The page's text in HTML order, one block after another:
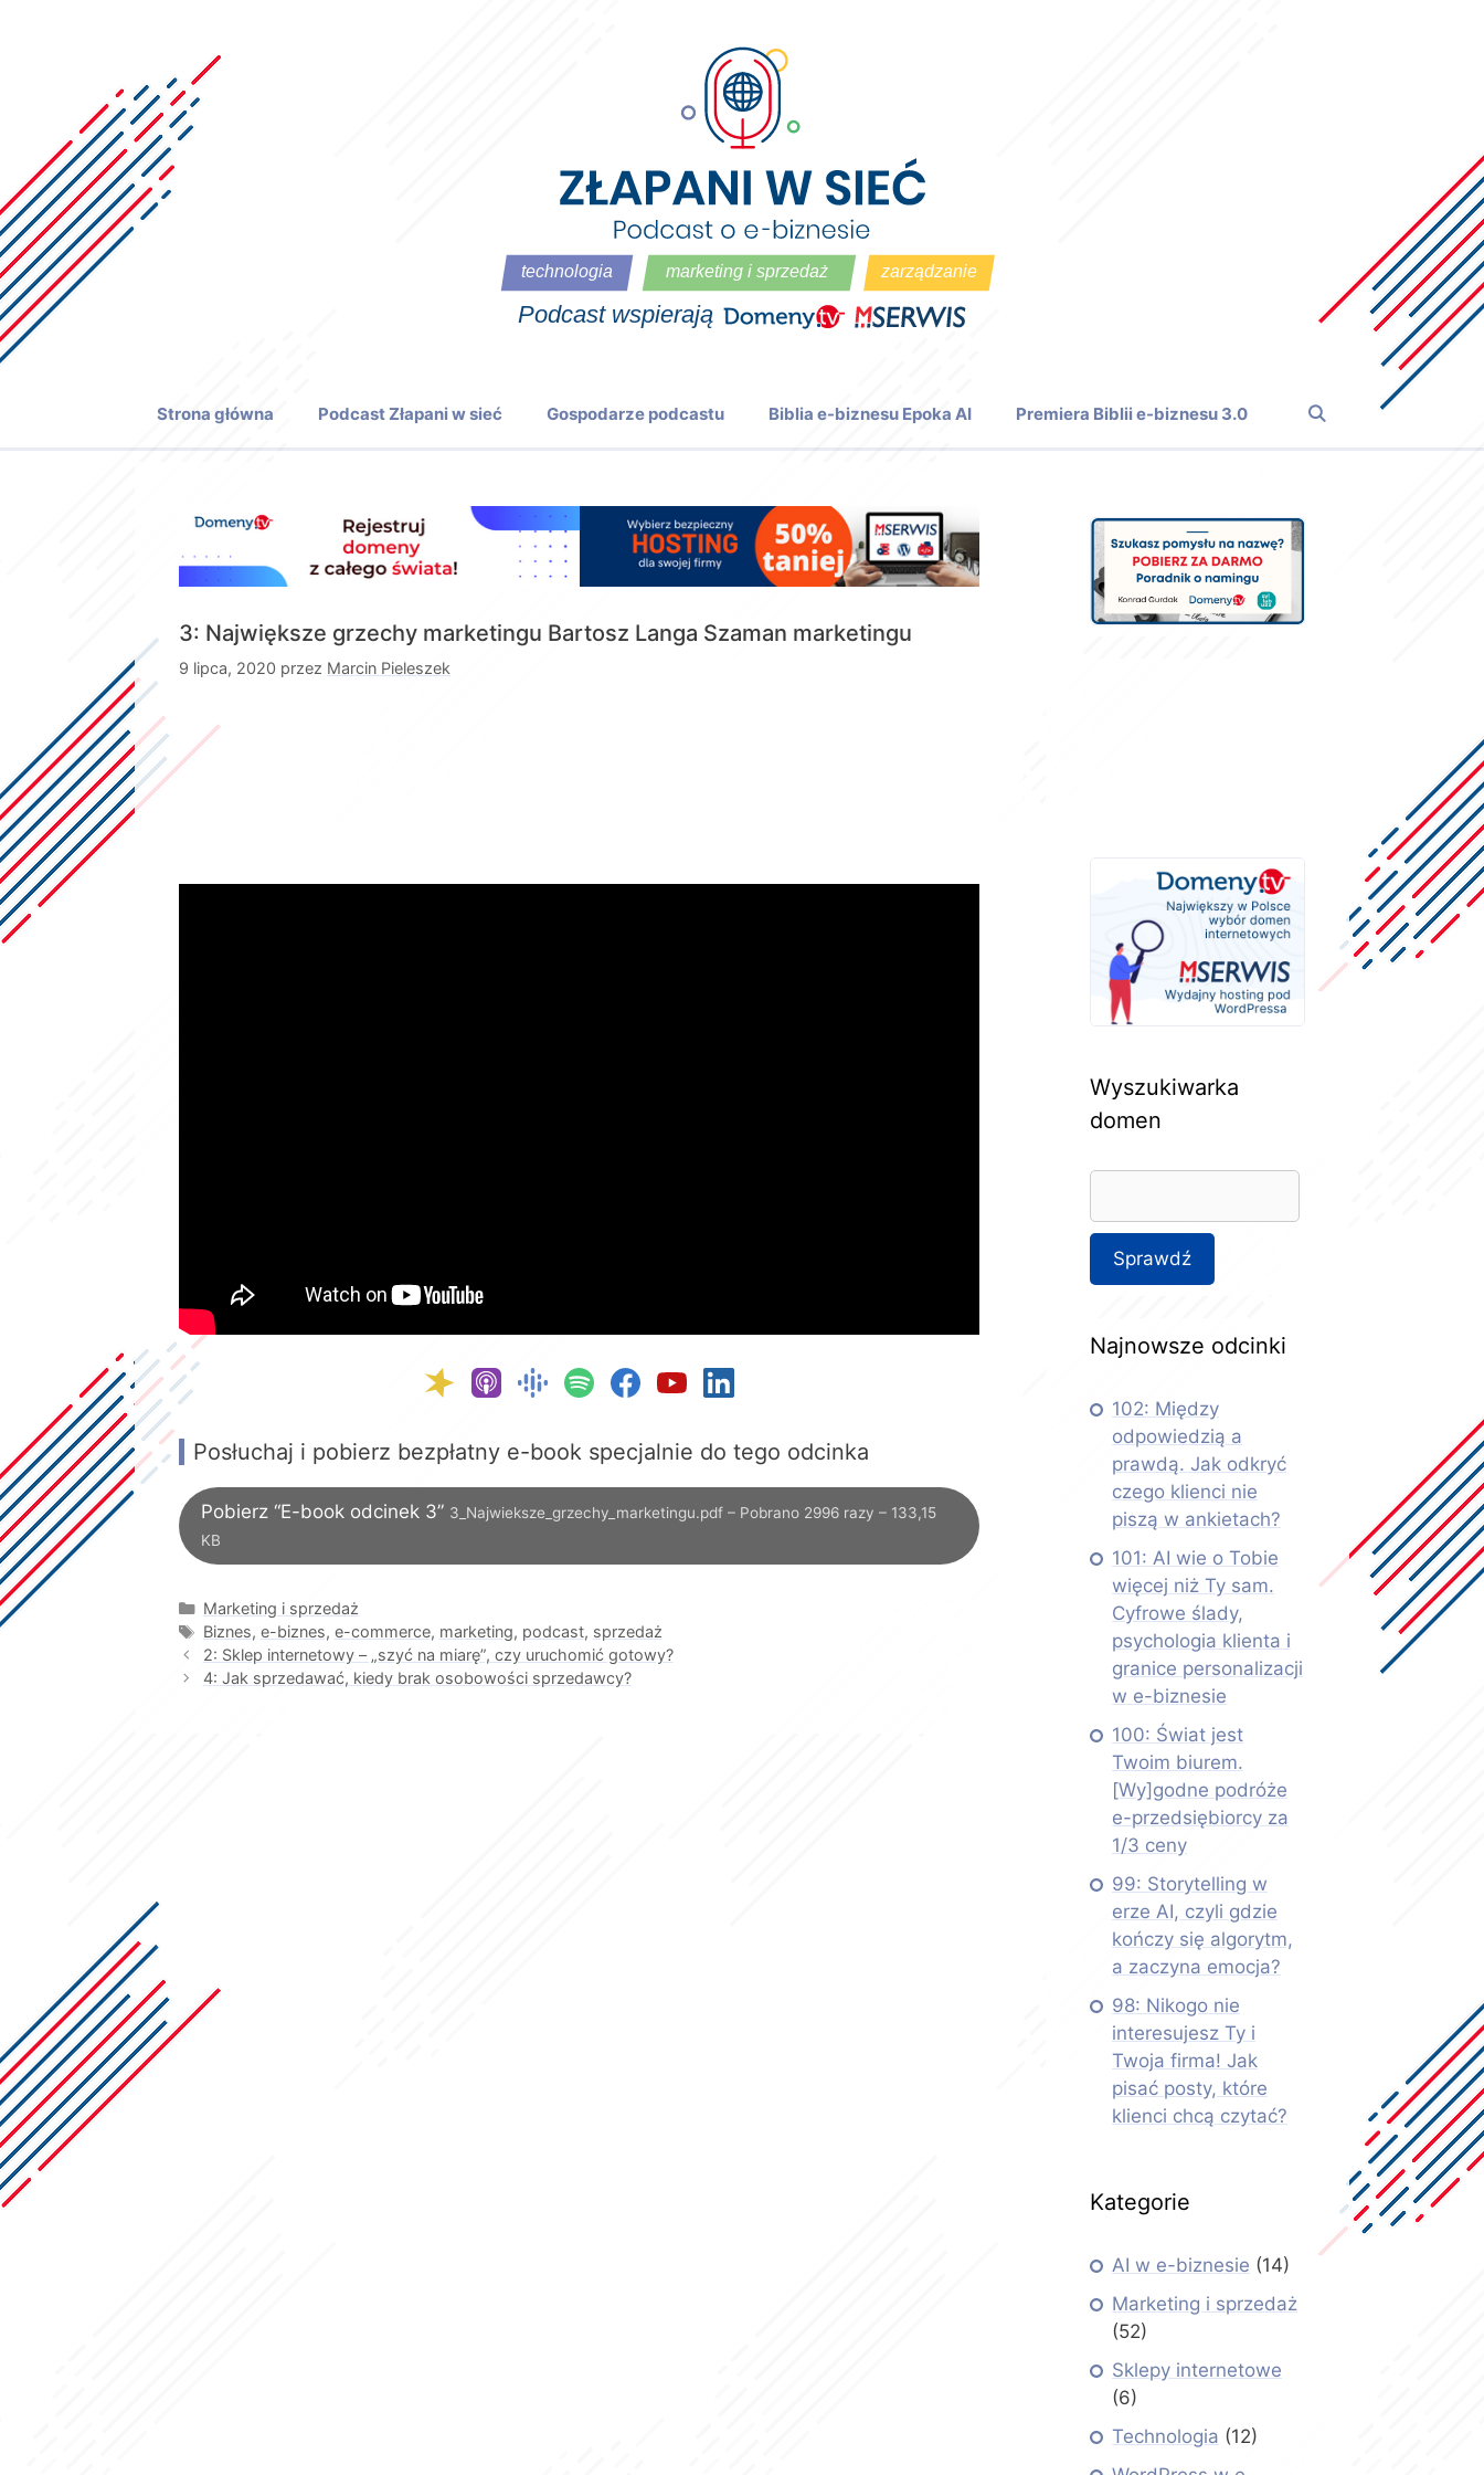
Strona główna Podcast Złapani w sieć Gospodarze podcastu Biblia e-biznesu Epoka AI Premiera Biblii e-biznesu 3.0
3: Największe grzechy marketingu Bartosz Langa Szaman marketingu
9 lipca, 2020 przez Marcin Pieleszek
Posłuchaj i pobierz bezpłatny e-book specjalnie do tego odcinka
Pobierz “E-book odcinek 3” 3_Najwieksze_grzechy_marketingu.pdf – Pobrano 2996 razy – 133,15
KB
Kategorie
Marketing i sprzedaż
Tagi
Biznes, e-biznes, e-commerce, marketing, podcast, sprzedaż
2: Sklep internetowy – „szyć na miarę”, czy uruchomić gotowy?
4: Jak sprzedawać, kiedy brak osobowości sprzedawcy?
Wyszukiwarka
domen
Najnowsze odcinki
102: Między
odpowiedzią a
prawdą. Jak odkryć
czego klienci nie
piszą w ankietach?
101: AI wie o Tobie
więcej niż Ty sam.
Cyfrowe ślady,
psychologia klienta i
granice personalizacji
w e-biznesie
100: Świat jest
Twoim biurem.
[Wy]godne podróże
e-przedsiębiorcy za
1/3 ceny
99: Storytelling w
erze AI, czyli gdzie
kończy się algorytm,
a zaczyna emocja?
98: Nikogo nie
interesujesz Ty i
Twoja firma! Jak
pisać posty, które
klienci chcą czytać?
Kategorie
AI w e-biznesie (14)
Marketing i sprzedaż
(52)
Sklepy internetowe
(6)
Technologia (12)